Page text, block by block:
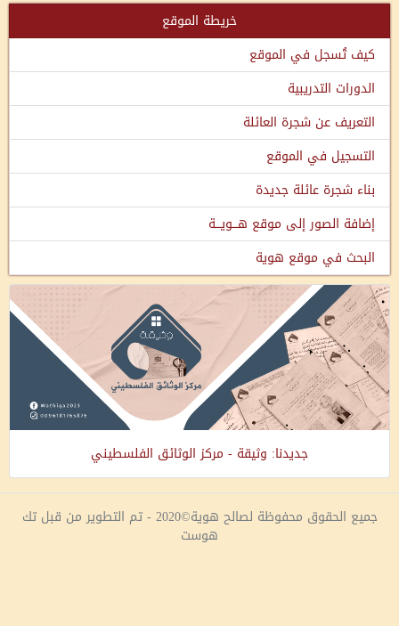
خريطة الموقع
كيف تُسجل في الموقع
الدورات التدريبية
التعريف عن شجرة العائلة
التسجيل في الموقع
بناء شجرة عائلة جديدة
إضافة الصور إلى موقع هـــويـــة
البحث في موقع هوية
جديدنا: وثيقة - مركز الوثائق الفلسطيني
جميع الحقوق محفوظة لصالح هوية©2020 - تم التطوير من قبل تك
هوست